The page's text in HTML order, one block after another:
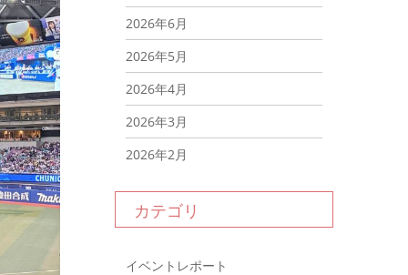
2026年6月
2026年5月
2026年4月
2026年3月
2026年2月
2026年1月
2025年12月
カテゴリ
イベントレポート